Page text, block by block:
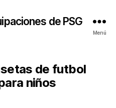
de PSG
Menú
de futbol
niños